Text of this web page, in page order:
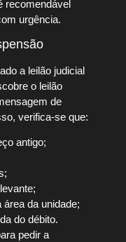
recomendável
urgência.
a leilão judicial
o leilão
de
verifica-se que:
antigo;
da unidade;
do débito.
pedir a